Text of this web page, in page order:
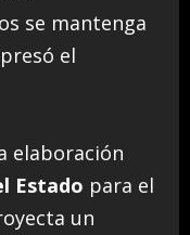
se mantenga
el
elaboración
Estado para el
un